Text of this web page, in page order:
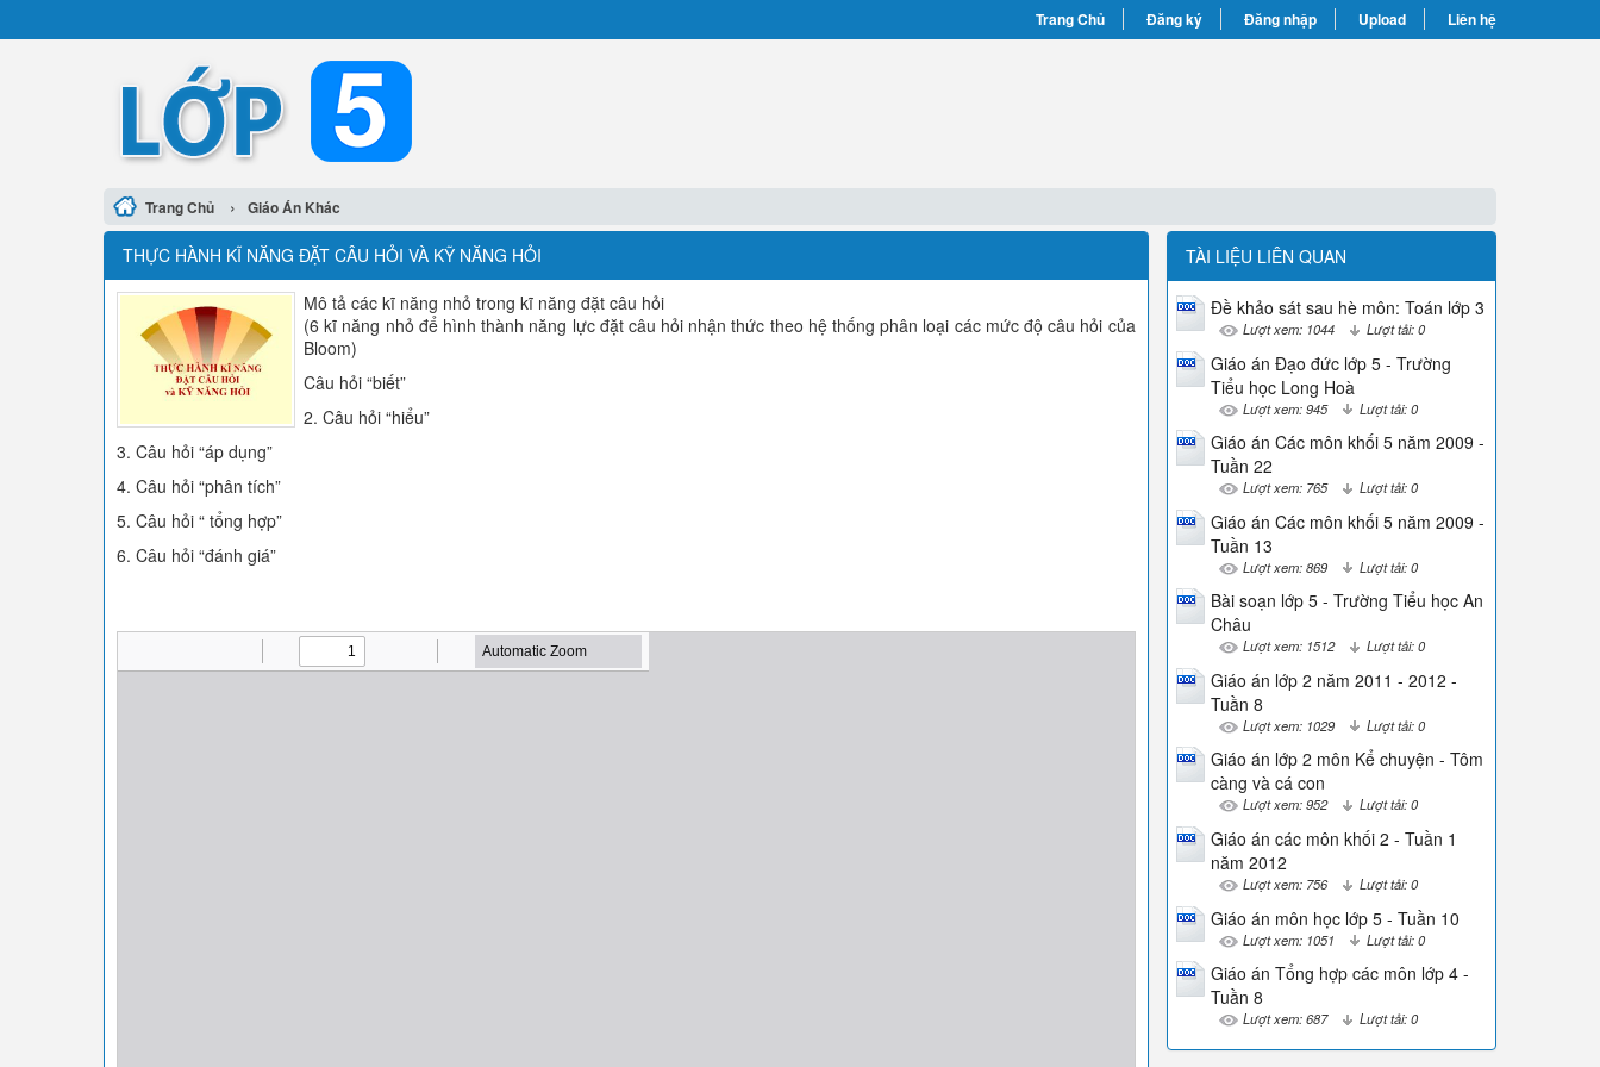
Trang Chủ Đăng ký Đăng nhập Upload Liên hệ
Trang Chủ › Giáo Án Khác
THỰC HÀNH KĨ NĂNG ĐẶT CÂU HỎI VÀ KỸ NĂNG HỎI
Mô tả các kĩ năng nhỏ trong kĩ năng đặt câu hỏi
(6 kĩ năng nhỏ để hình thành năng lực đặt câu hỏi nhận thức theo hệ thống phân loại các mức độ câu hỏi của
Bloom)
Câu hỏi “biết”
2. Câu hỏi “hiểu”
3. Câu hỏi “áp dụng”
4. Câu hỏi “phân tích”
5. Câu hỏi “ tổng hợp”
6. Câu hỏi “đánh giá”
TÀI LIỆU LIÊN QUAN
Đề khảo sát sau hè môn: Toán lớp 3
Lượt xem: 1044 Lượt tải: 0
Giáo án Đạo đức lớp 5 - Trường
Tiểu học Long Hoà
Lượt xem: 945 Lượt tải: 0
Giáo án Các môn khối 5 năm 2009 -
Tuần 22
Lượt xem: 765 Lượt tải: 0
Giáo án Các môn khối 5 năm 2009 -
Tuần 13
Lượt xem: 869 Lượt tải: 0
Bài soạn lớp 5 - Trường Tiểu học An
Châu
Lượt xem: 1512 Lượt tải: 0
Giáo án lớp 2 năm 2011 - 2012 -
Tuần 8
Lượt xem: 1029 Lượt tải: 0
Giáo án lớp 2 môn Kể chuyện - Tôm
càng và cá con
Lượt xem: 952 Lượt tải: 0
Giáo án các môn khối 2 - Tuần 1
năm 2012
Lượt xem: 756 Lượt tải: 0
Giáo án môn học lớp 5 - Tuần 10
Lượt xem: 1051 Lượt tải: 0
Giáo án Tổng hợp các môn lớp 4 -
Tuần 8
Lượt xem: 687 Lượt tải: 0